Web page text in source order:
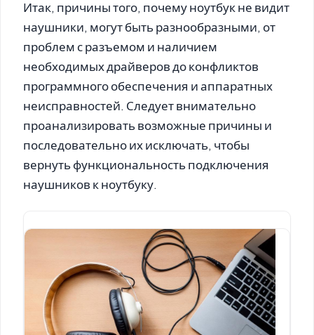
Итак, причины того, почему ноутбук не видит
наушники, могут быть разнообразными, от
проблем с разъемом и наличием
необходимых драйверов до конфликтов
программного обеспечения и аппаратных
неисправностей. Следует внимательно
проанализировать возможные причины и
последовательно их исключать, чтобы
вернуть функциональность подключения
наушников к ноутбуку.